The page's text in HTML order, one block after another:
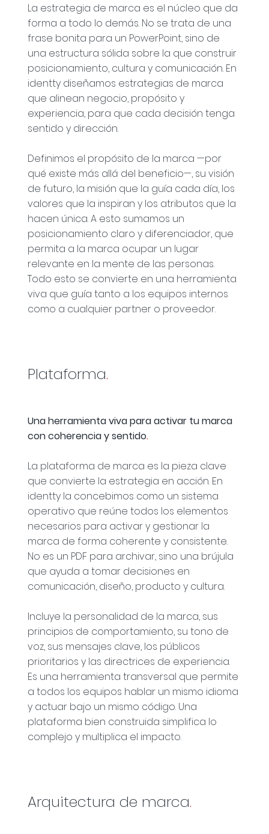
La estrategia de marca es el núcleo que da
forma a todo lo demás. No se trata de una
frase bonita para un PowerPoint, sino de
una estructura sólida sobre la que construir
posicionamiento, cultura y comunicación. En
identty diseñamos estrategias de marca
que alinean negocio, propósito y
experiencia, para que cada decisión tenga
sentido y dirección.
Definimos el propósito de la marca —por
qué existe más allá del beneficio—, su visión
de futuro, la misión que la guía cada día, los
valores que la inspiran y los atributos que la
hacen única. A esto sumamos un
posicionamiento claro y diferenciador, que
permita a la marca ocupar un lugar
relevante en la mente de las personas.
Todo esto se convierte en una herramienta
viva que guía tanto a los equipos internos
como a cualquier partner o proveedor.
Plataforma.
Una herramienta viva para activar tu marca
con coherencia y sentido.
La plataforma de marca es la pieza clave
que convierte la estrategia en acción. En
identty la concebimos como un sistema
operativo que reúne todos los elementos
necesarios para activar y gestionar la
marca de forma coherente y consistente.
No es un PDF para archivar, sino una brújula
que ayuda a tomar decisiones en
comunicación, diseño, producto y cultura.
Incluye la personalidad de la marca, sus
principios de comportamiento, su tono de
voz, sus mensajes clave, los públicos
prioritarios y las directrices de experiencia.
Es una herramienta transversal que permite
a todos los equipos hablar un mismo idioma
y actuar bajo un mismo código. Una
plataforma bien construida simplifica lo
complejo y multiplica el impacto.
Arquitectura de marca.